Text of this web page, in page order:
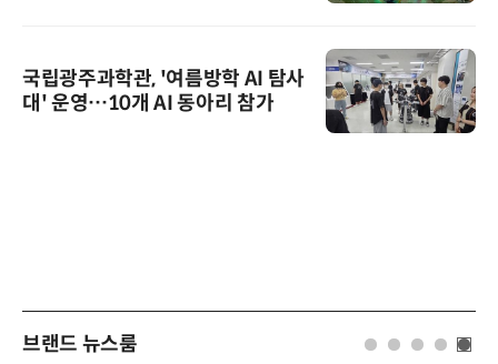
국립광주과학관, '여름방학 AI 탐사
대' 운영…10개 AI 동아리 참가
브랜드 뉴스룸